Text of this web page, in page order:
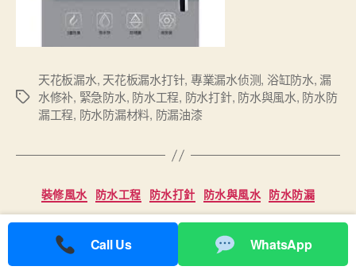
Tags
天花板漏水, 天花板漏水打针, 專業漏水侦测, 浴缸防水, 漏
水修补, 緊急防水, 防水工程, 防水打針, 防水與風水, 防水防
漏工程, 防水防漏材料, 防漏油漆
Categories
裝修風水 防水工程 防水打針 防水與風水 防水防漏
防水工程防水補漏需謹慎
Call Us WhatsApp